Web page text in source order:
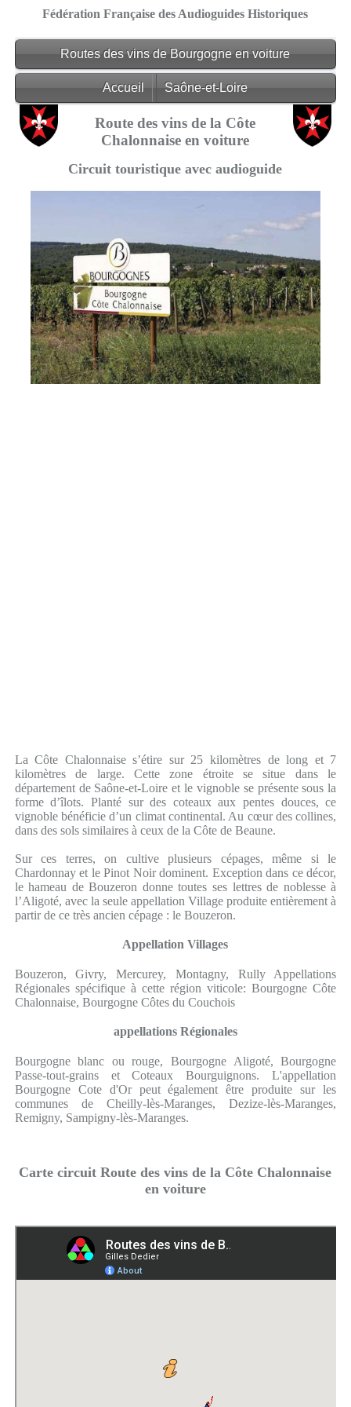
Fédération Française des Audioguides Historiques
Routes des vins de Bourgogne en voiture
Accueil Saône-et-Loire
Route des vins de la Côte
Chalonnaise en voiture
Circuit touristique avec audioguide
La Côte Chalonnaise s’étire sur 25 kilomètres de long et 7
kilomètres de large. Cette zone étroite se situe dans le
département de Saône-et-Loire et le vignoble se présente sous la
forme d’îlots. Planté sur des coteaux aux pentes douces, ce
vignoble bénéficie d’un climat continental. Au cœur des collines,
dans des sols similaires à ceux de la Côte de Beaune.
Sur ces terres, on cultive plusieurs cépages, même si le
Chardonnay et le Pinot Noir dominent. Exception dans ce décor,
le hameau de Bouzeron donne toutes ses lettres de noblesse à
l’Aligoté, avec la seule appellation Village produite entièrement à
partir de ce très ancien cépage : le Bouzeron.
Appellation Villages
Bouzeron, Givry, Mercurey, Montagny, Rully Appellations
Régionales spécifique à cette région viticole: Bourgogne Côte
Chalonnaise, Bourgogne Côtes du Couchois
appellations Régionales
Bourgogne blanc ou rouge, Bourgogne Aligoté, Bourgogne
Passe-tout-grains et Coteaux Bourguignons. L'appellation
Bourgogne Cote d'Or peut également être produite sur les
communes de Cheilly-lès-Maranges, Dezize-lès-Maranges,
Remigny, Sampigny-lès-Maranges.
Carte circuit Route des vins de la Côte Chalonnaise
en voiture